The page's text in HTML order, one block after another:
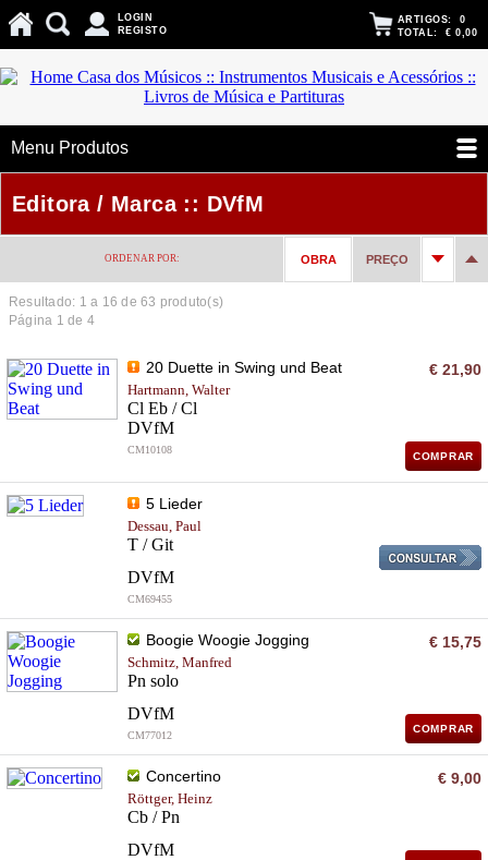
LOGIN
REGISTO
ARTIGOS: 0
TOTAL: € 0,00
Menu Produtos
Editora / Marca :: DVfM
ORDENAR POR: OBRA PREÇO
Resultado: 1 a 16 de 63 produto(s)
Página 1 de 4
20 Duette in Swing und Beat
Hartmann, Walter
Cl Eb / Cl
DVfM
CM10108
€ 21,90
COMPRAR
5 Lieder
Dessau, Paul
T / Git
DVfM
CM69455
Boogie Woogie Jogging
Schmitz, Manfred
Pn solo
DVfM
CM77012
€ 15,75
COMPRAR
Concertino
Röttger, Heinz
Cb / Pn
DVfM
€ 9,00